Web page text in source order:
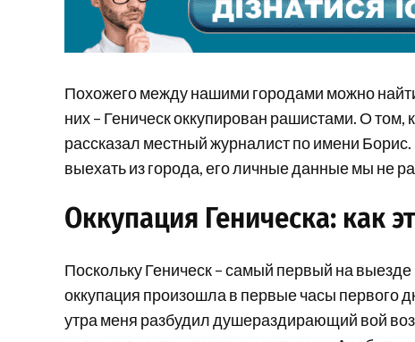
Похожего между нашими городами можно
них – Геническ оккупирован рашистами. О том,
рассказал местный журналист по имени
выехать из города, его личные данные мы не
Оккупация Геническа: как
Поскольку Геническ – самый первый на
оккупация произошла в первые часы
утра меня разбудил душераздирающий вой